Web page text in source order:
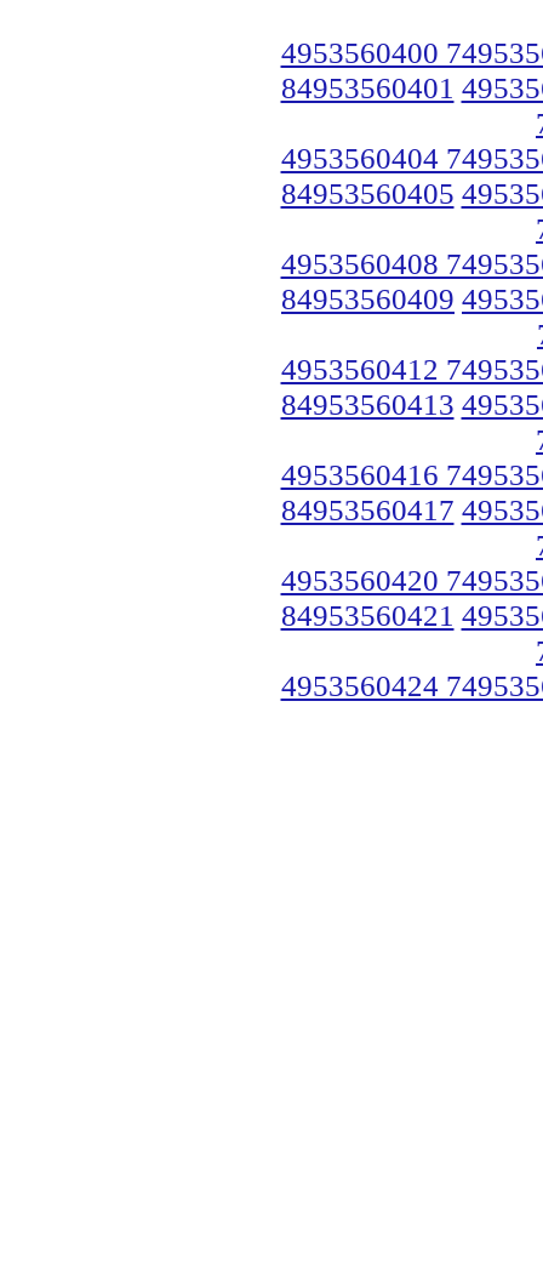
4953560400
84953560401
4953560404
84953560405
4953560408
84953560409
4953560412
84953560413
4953560416
84953560417
4953560420
84953560421
4953560424